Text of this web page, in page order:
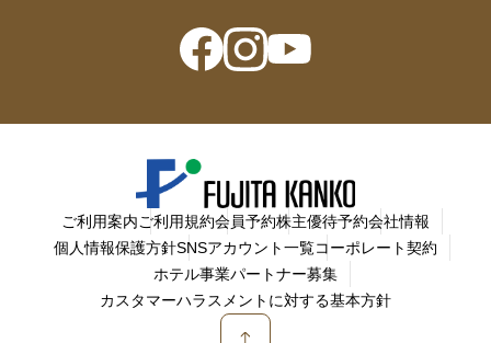
ご利用案内ご利用規約会員予約株主優待予約会社情報
個人情報保護方針SNSアカウント一覧コーポレート契約
ホテル事業パートナー募集
カスタマーハラスメントに対する基本方針